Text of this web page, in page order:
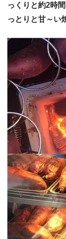
っくりと約2時間
っとりと甘～い